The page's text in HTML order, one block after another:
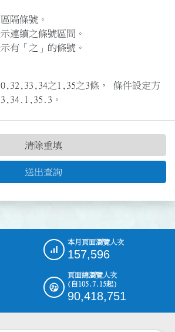
隔條號。
連續之條號區間。
有「之」的條號。
之1,35之3條， 條件設定方
。
送出查詢
清除重填
本月頁面瀏覽人次
157,596
頁面總瀏覽人次
(自105.7.15起)
90,418,751